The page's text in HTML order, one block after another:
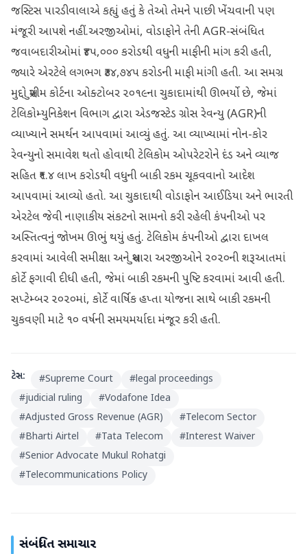
જસ્ટિસ પારડીવાલાએ કહ્યું હતું કે તેઓ તેમને પાછી ખેંચવાની પણ
મંજૂરી આપશે નહીં.અરજીઓમાં, વોડાફોને તેની AGR-સંબંધિત
જવાબદારીઓમાં ₹૪૫,૦૦૦ કરોડથી વધુની માફીની માંગ કરી હતી,
જ્યારે એરટેલે લગભગ ₹૩૪,૭૪૫ કરોડની માફી માંગી હતી. આ સમગ્ર
મુદ્દો સુપ્રીમ કોર્ટના ઓક્ટોબર ૨૦૧૯ના ચુકાદામાંથી ઊભર્યો છે, જેમાં
ટેલિકોમ્યુનિકેશન વિભાગ દ્વારા એડજસ્ટેડ ગ્રોસ રેવન્યુ (AGR)ની
વ્યાખ્યાને સમર્થન આપવામાં આવ્યું હતું. આ વ્યાખ્યામાં નોન-કોર
રેવન્યુનો સમાવેશ થતો હોવાથી ટેલિકોમ ઓપરેટરોને દંડ અને વ્યાજ
સહિત ₹૧.૪ લાખ કરોડથી વધુની બાકી રકમ ચૂકવવાનો આદેશ
આપવામાં આવ્યો હતો. આ ચુકાદાથી વોડાફોન આઈડિયા અને ભારતી
એરટેલ જેવી નાણાકીય સંકટનો સામનો કરી રહેલી કંપનીઓ પર
અસ્તિત્વનું જોખમ ઊભું થયું હતું. ટેલિકોમ કંપનીઓ દ્વારા દાખલ
કરવામાં આવેલી સમીક્ષા અને સુધારા અરજીઓને ૨૦૨૦ની શરૂઆતમાં
કોર્ટે ફગાવી દીધી હતી, જેમાં બાકી રકમની પુષ્ટિ કરવામાં આવી હતી.
સપ્ટેમ્બર ૨૦૨૦માં, કોર્ટે વાર્ષિક હપ્તા યોજના સાથે બાકી રકમની
ચુકવણી માટે ૧૦ વર્ષની સમયમર્યાદા મંજૂર કરી હતી.
ટેગ્સ: #Supreme Court #legal proceedings
#judicial ruling #Vodafone Idea
#Adjusted Gross Revenue (AGR) #Telecom Sector
#Bharti Airtel #Tata Telecom #Interest Waiver
#Senior Advocate Mukul Rohatgi
#Telecommunications Policy
સંબંધિત સમાચાર